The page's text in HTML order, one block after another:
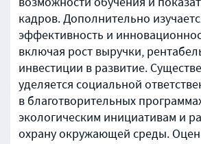
кадров. Дополнительно
эффективность и
включая рост выручки,
инвестиции в развитие.
уделяется социальной
в благотворительных
экологическим инициативам и
охрану окружающей среды.